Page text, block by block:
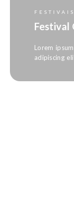
FESTIVAIS
Festival
Lorem
adipiscing